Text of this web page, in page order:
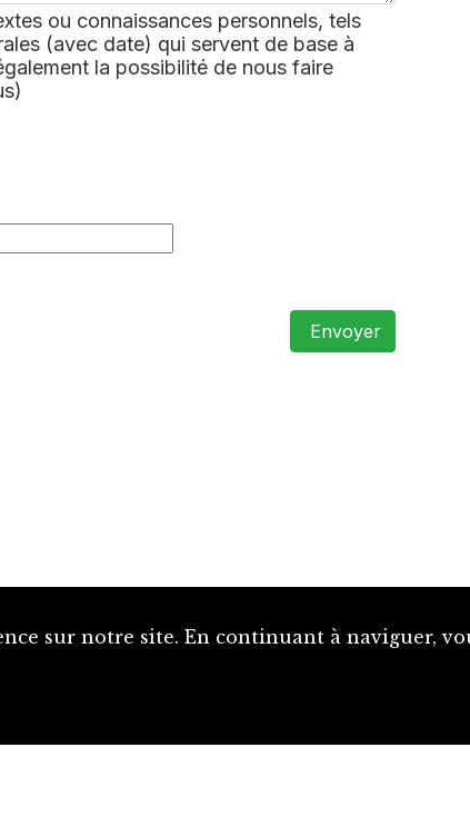
ou connaissances personnels, tels
(avec date) qui servent de base à
la possibilité de nous faire
Envoyer
sur notre site. En continuant à naviguer,